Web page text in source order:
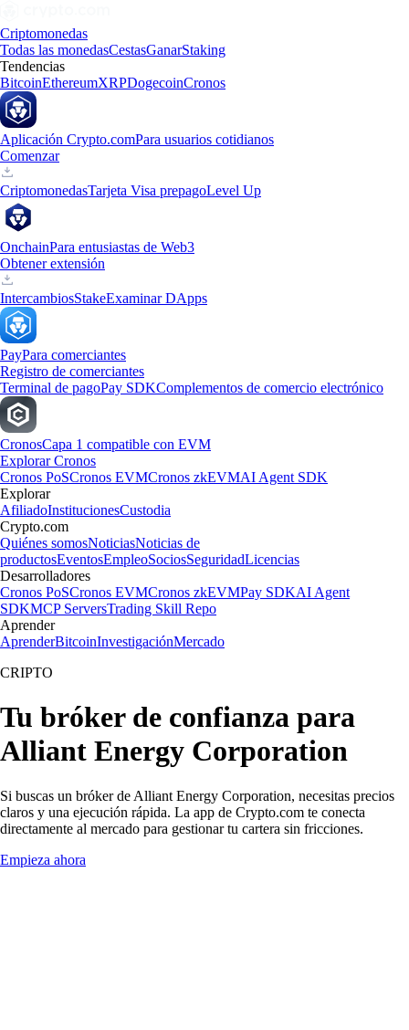
Criptomonedas
Todas las monedasCestasGanarStaking
Tendencias
BitcoinEthereumXRPDogecoinCronos
Aplicación Crypto.comPara usuarios cotidianos
Comenzar
CriptomonedasTarjeta Visa prepagoLevel Up
OnchainPara entusiastas de Web3
Obtener extensión
IntercambiosStakeExaminar DApps
PayPara comerciantes
Registro de comerciantes
Terminal de pagoPay SDKComplementos de comercio electrónico
CronosCapa 1 compatible con EVM
Explorar Cronos
Cronos PoSCronos EVMCronos zkEVMAI Agent SDK
Explorar
AfiliadoInstitucionesCustodia
Crypto.com
Quiénes somosNoticiasNoticias de
productosEventosEmpleoSociosSeguridadLicencias
Desarrolladores
Cronos PoSCronos EVMCronos zkEVMPay SDKAI Agent
SDKMCP ServersTrading Skill Repo
Aprender
AprenderBitcoinInvestigaciónMercado
CRIPTO
Tu bróker de confianza para
Alliant Energy Corporation
Si buscas un bróker de Alliant Energy Corporation, necesitas precios
claros y una ejecución rápida. La app de Crypto.com te conecta
directamente al mercado para gestionar tu cartera sin fricciones.
Empieza ahora